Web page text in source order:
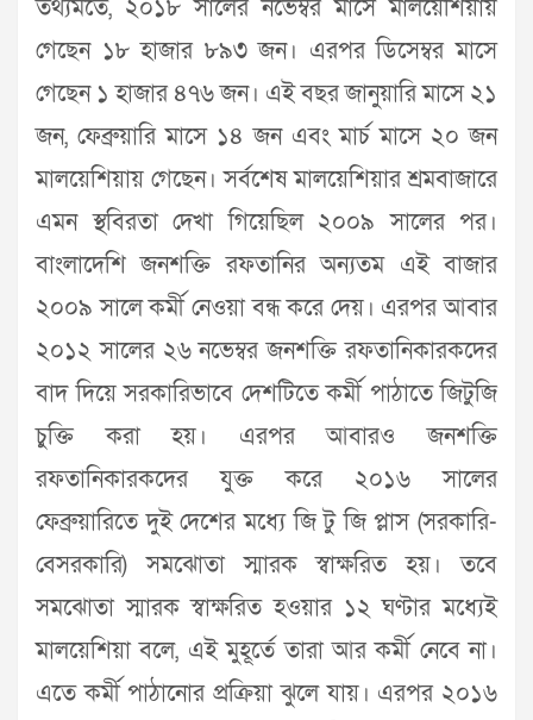
তথ্যমতে, ২০১৮ সালের নভেম্বর মাসে মালয়েশিয়ায়
গেছেন ১৮ হাজার ৮৯৩ জন। এরপর ডিসেম্বর মাসে
গেছেন ১ হাজার ৪৭৬ জন। এই বছর জানুয়ারি মাসে ২১
জন, ফেব্রুয়ারি মাসে ১৪ জন এবং মার্চ মাসে ২০ জন
মালয়েশিয়ায় গেছেন। সর্বশেষ মালয়েশিয়ার শ্রমবাজারে
এমন স্থবিরতা দেখা গিয়েছিল ২০০৯ সালের পর।
বাংলাদেশি জনশক্তি রফতানির অন্যতম এই বাজার
২০০৯ সালে কর্মী নেওয়া বন্ধ করে দেয়। এরপর আবার
২০১২ সালের ২৬ নভেম্বর জনশক্তি রফতানিকারকদের
বাদ দিয়ে সরকারিভাবে দেশটিতে কর্মী পাঠাতে জিটুজি
চুক্তি করা হয়। এরপর আবারও জনশক্তি
রফতানিকারকদের যুক্ত করে ২০১৬ সালের
ফেব্রুয়ারিতে দুই দেশের মধ্যে জি টু জি প্লাস (সরকারি-
বেসরকারি) সমঝোতা স্মারক স্বাক্ষরিত হয়। তবে
সমঝোতা স্মারক স্বাক্ষরিত হওয়ার ১২ ঘণ্টার মধ্যেই
মালয়েশিয়া বলে, এই মুহূর্তে তারা আর কর্মী নেবে না।
এতে কর্মী পাঠানোর প্রক্রিয়া ঝুলে যায়। এরপর ২০১৬